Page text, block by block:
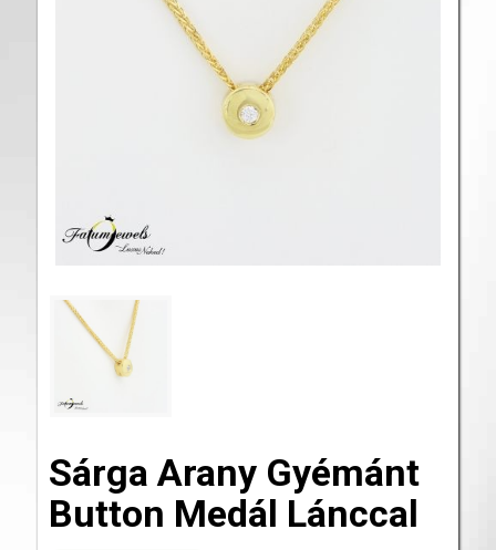
Sárga Arany Gyémánt
Button Medál Lánccal